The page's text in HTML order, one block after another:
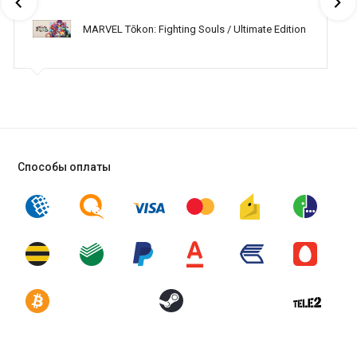
MARVEL Tōkon: Fighting Souls / Ultimate Edition
Способы оплаты